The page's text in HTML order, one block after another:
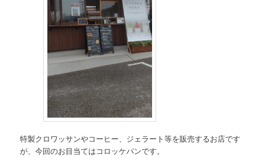
特製クロワッサンやコーヒー、ジェラート等を販売するお店です
が、今回のお目当てはコロッケパンです。